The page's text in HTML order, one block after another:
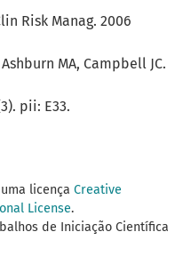
Risk Manag. 2006
MA, Campbell JC.
pii: E33.
licença Creative
License.
de Iniciação Científica